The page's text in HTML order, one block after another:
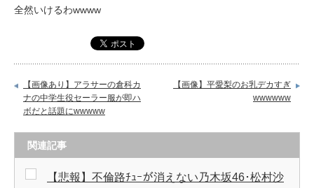
全然いけるわwwww
【画像あり】アラサーの倉科カ
ナの中学生役セーラー服が即ハ
ボだと話題にwwwww
【画像】平愛梨のお乳デカすぎ
wwwwww
関連記事
【悲報】不倫路ﾁｭｰが消えない乃木坂46･松村沙